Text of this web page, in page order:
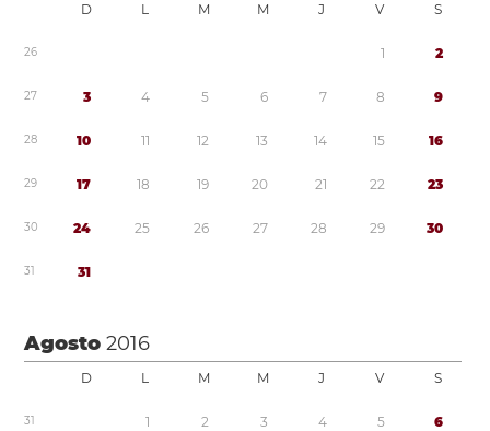
D L M M J V S
26 1 2
27 3 4 5 6 7 8 9
28 10 11 12 13 14 15 16
29 17 18 19 20 21 22 23
30 24 25 26 27 28 29 30
31 31
Agosto2016
D L M M J V S
31 1 2 3 4 5 6